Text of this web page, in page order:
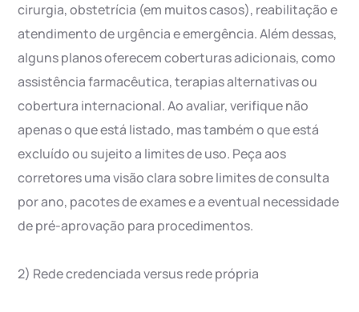
cirurgia, obstetrícia (em muitos casos), reabilitação e
atendimento de urgência e emergência. Além dessas,
alguns planos oferecem coberturas adicionais, como
assistência farmacêutica, terapias alternativas ou
cobertura internacional. Ao avaliar, verifique não
apenas o que está listado, mas também o que está
excluído ou sujeito a limites de uso. Peça aos
corretores uma visão clara sobre limites de consulta
por ano, pacotes de exames e a eventual necessidade
de pré-aprovação para procedimentos.
2) Rede credenciada versus rede própria